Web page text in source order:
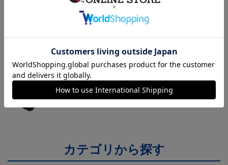
横浜FM
日常にもF・マリノスを！普段使いにオススメのアイ
テム！
カテゴリから探す